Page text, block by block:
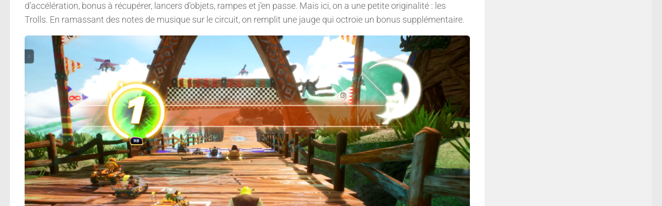
d’accélération, bonus à récupérer, lancers d’objets, rampes et j’en passe. Mais ici, on a une petite originalité : les
Trolls. En ramassant des notes de musique sur le circuit, on remplit une jauge qui octroie un bonus supplémentaire.